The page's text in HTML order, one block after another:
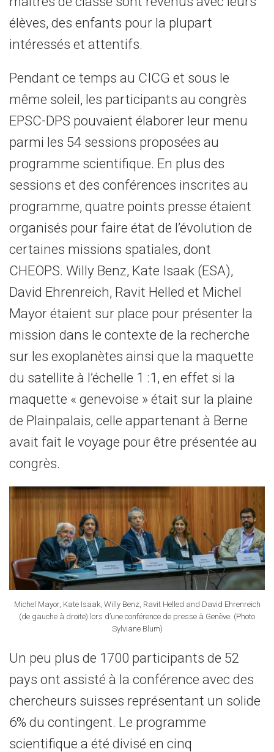
élèves, des enfants pour la plupart
intéressés et attentifs.
Pendant ce temps au CICG et sous le
même soleil, les participants au congrès
EPSC-DPS pouvaient élaborer leur menu
parmi les 54 sessions proposées au
programme scientifique. En plus des
sessions et des conférences inscrites au
programme, quatre points presse étaient
organisés pour faire état de l’évolution de
certaines missions spatiales, dont
CHEOPS. Willy Benz, Kate Isaak (ESA),
David Ehrenreich, Ravit Helled et Michel
Mayor étaient sur place pour présenter la
mission dans le contexte de la recherche
sur les exoplanètes ainsi que la maquette
du satellite à l’échelle 1 :1, en effet si la
maquette « genevoise » était sur la plaine
de Plainpalais, celle appartenant à Berne
avait fait le voyage pour être présentée au
congrès.
Michel Mayor, Kate Isaak, Willy Benz, Ravit Helled and David Ehrenreich
(de gauche à droite) lors d’une conférence de presse à Genève. (Photo
Sylviane Blum)
Un peu plus de 1700 participants de 52
pays ont assisté à la conférence avec des
chercheurs suisses représentant un solide
6% du contingent. Le programme
scientifique a été divisé en cinq